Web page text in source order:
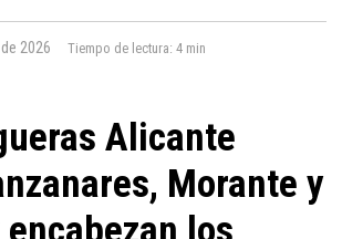
2026 Tiempo de lectura: 4 min
Alicante
Morante y